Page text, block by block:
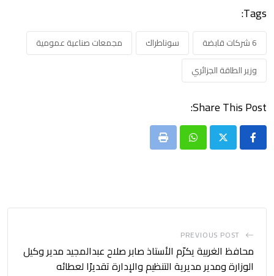
Tags:
6 شركات قابضة سوناطراك
مجمعات صناعية عمومية
وزير الطاقة الجزائري
Share This Post:
Whatsapp
Print
PREVIOUS POST
محافظ الغربية يكرّم الأستاذ صابر صلاح عبدالمجيد مدير وكيل
الوزارة ومدير مديرية التنظيم والإدارة تقديرًا لعطائه